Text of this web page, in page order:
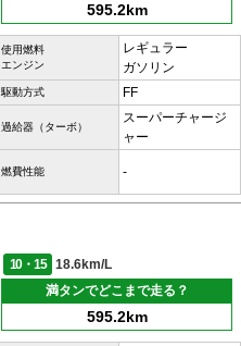
595.2km
使用燃料
エンジン
レギュラー
ガソリン
駆動方式 FF
過給器（ターボ）
スーパーチャージ
ャー
燃費性能 -
10・15
18.6km/L
満タンでどこまで走る？
595.2km